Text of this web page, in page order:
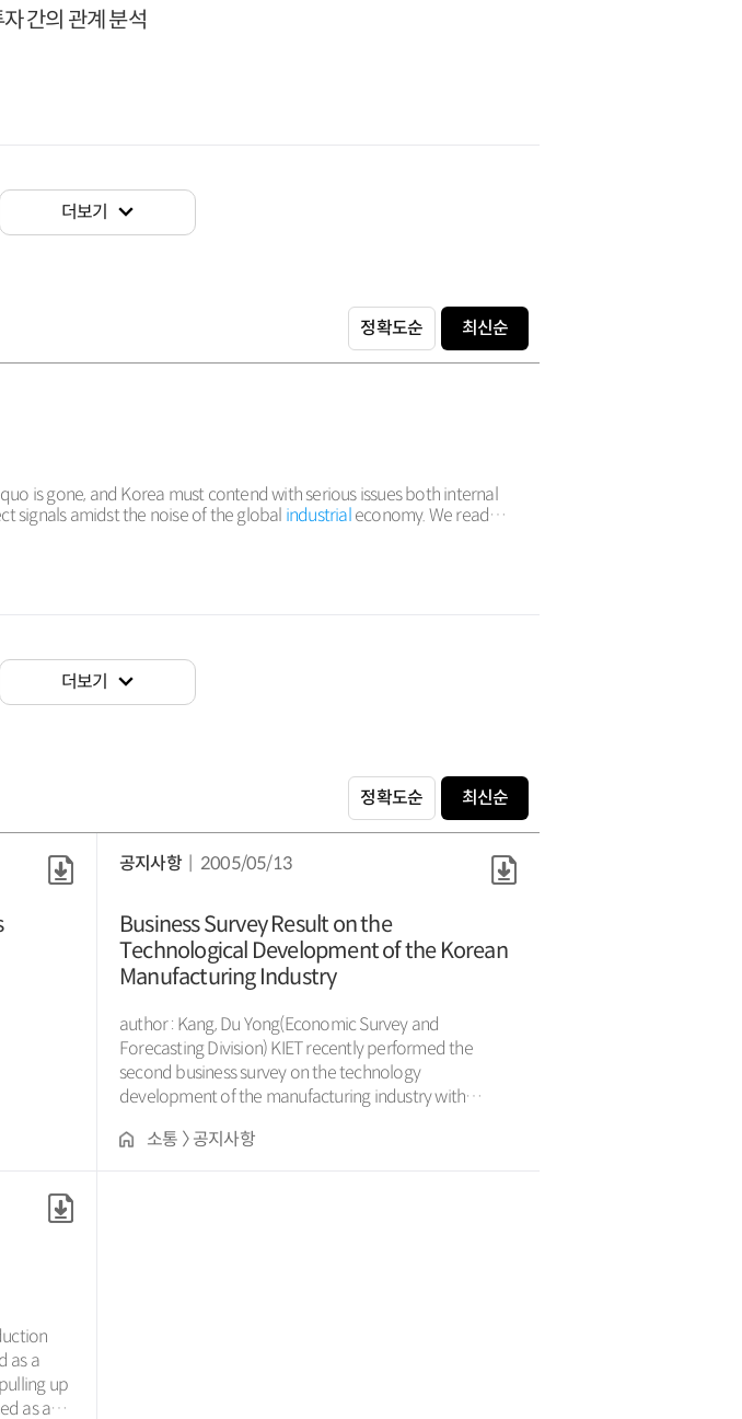
간의 관계 분석
더보기
정확도순 최신순
is gone, and Korea must contend with serious issues both internal
signals amidst the noise of the global industrialeconomy. We read
더보기
정확도순 최신순
공지사항 2005/05/13
Business Survey Result on the
Technological Development of the Korean
Manufacturing Industry
author : Kang, Du Yong(Economic Survey and
Forecasting Division) KIET recently performed the
second business survey on the technology
development of the manufacturing industry with
Energy. This survey on the technology development is
소통 〉 공지사항
as a
up
as a